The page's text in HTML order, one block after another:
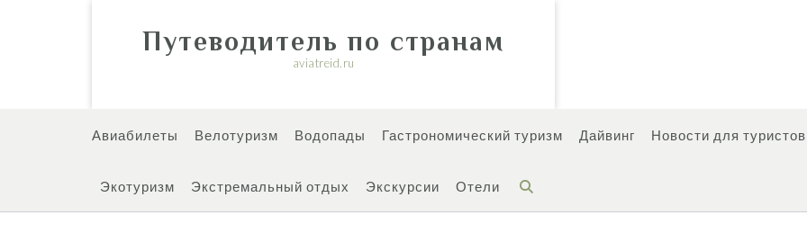
Путеводитель по странам
aviatreid.ru
Авиабилеты Велотуризм Водопады Гастрономический туризм Дайвинг Новости для туристов
Экотуризм Экстремальный отдых Экскурсии Отели